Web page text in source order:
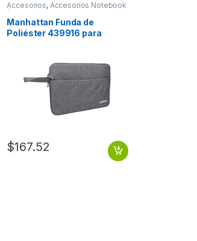
Accesorios, Accesorios Notebook
/ Tablet
Manhattan Funda de
Poliéster 439916 para
$167.52